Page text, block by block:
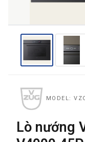
THƯƠNG HIỆU
MODEL:
Lò nướng